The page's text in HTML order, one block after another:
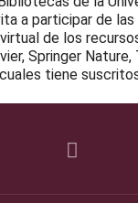
a participar de
de los
Springer Nature,
tiene